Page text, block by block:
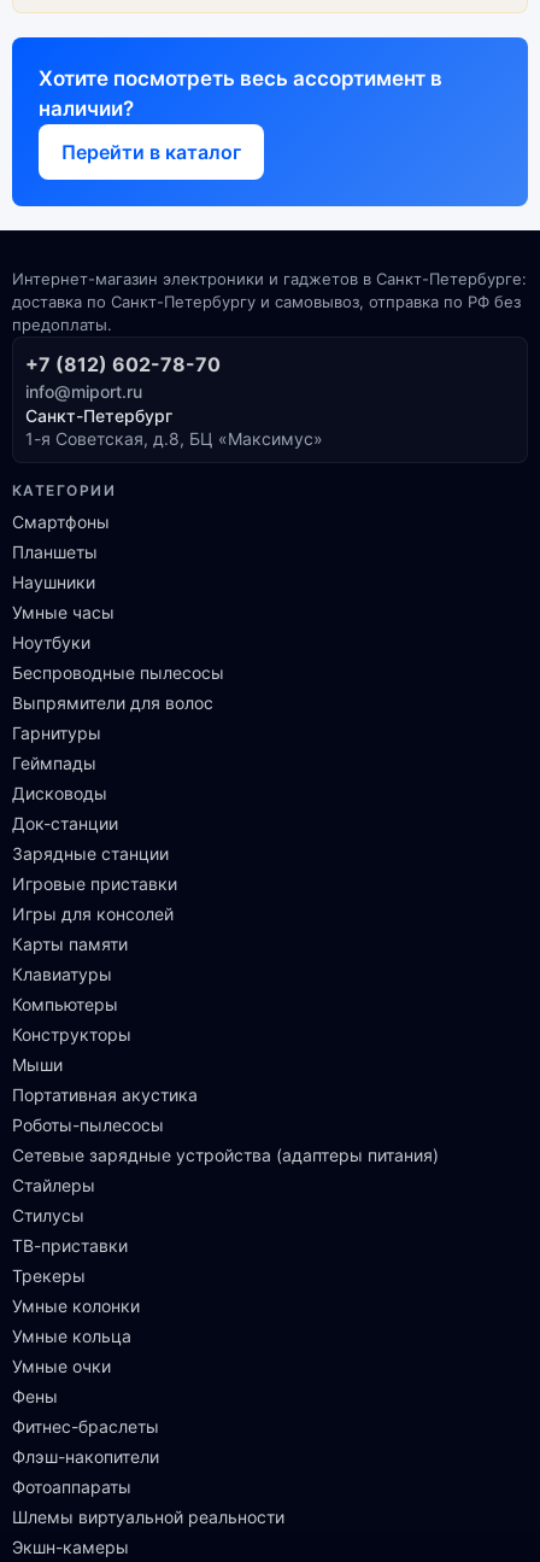
Хотите посмотреть весь ассортимент в
наличии?
Перейти в каталог
Интернет-магазин электроники и гаджетов в Санкт-Петербурге:
доставка по Санкт-Петербургу и самовывоз, отправка по РФ без
предоплаты.
+7 (812) 602-78-70
info@miport.ru
Санкт-Петербург
1-я Советская, д.8, БЦ «Максимус»
КАТЕГОРИИ
Смартфоны
Планшеты
Наушники
Умные часы
Ноутбуки
Беспроводные пылесосы
Выпрямители для волос
Гарнитуры
Геймпады
Дисководы
Док-станции
Зарядные станции
Игровые приставки
Игры для консолей
Карты памяти
Клавиатуры
Компьютеры
Конструкторы
Мыши
Портативная акустика
Роботы-пылесосы
Сетевые зарядные устройства (адаптеры питания)
Стайлеры
Стилусы
ТВ-приставки
Трекеры
Умные колонки
Умные кольца
Умные очки
Фены
Фитнес-браслеты
Флэш-накопители
Фотоаппараты
Шлемы виртуальной реальности
Экшн-камеры